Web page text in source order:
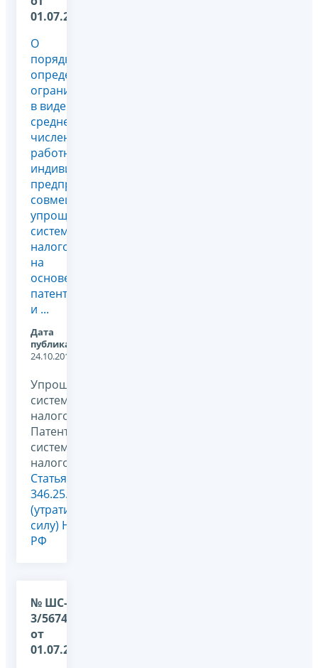
01.07.2010
О
порядке
определения
ограничения
в виде
среднесписочной
численности
работников
индивидуальным
предпринимателем,
совмещающим
упрощенную
систему
налогообложения
на
основе
патента
и ...
Дата
публикации:
24.10.2011
Упрощенная
система
налогообложения,
Патентная
система
налогообложения,
Статья
346.25.1
(утратила
силу) НК
РФ
№ ШС-37-
3/5674@
от
01.07.2010